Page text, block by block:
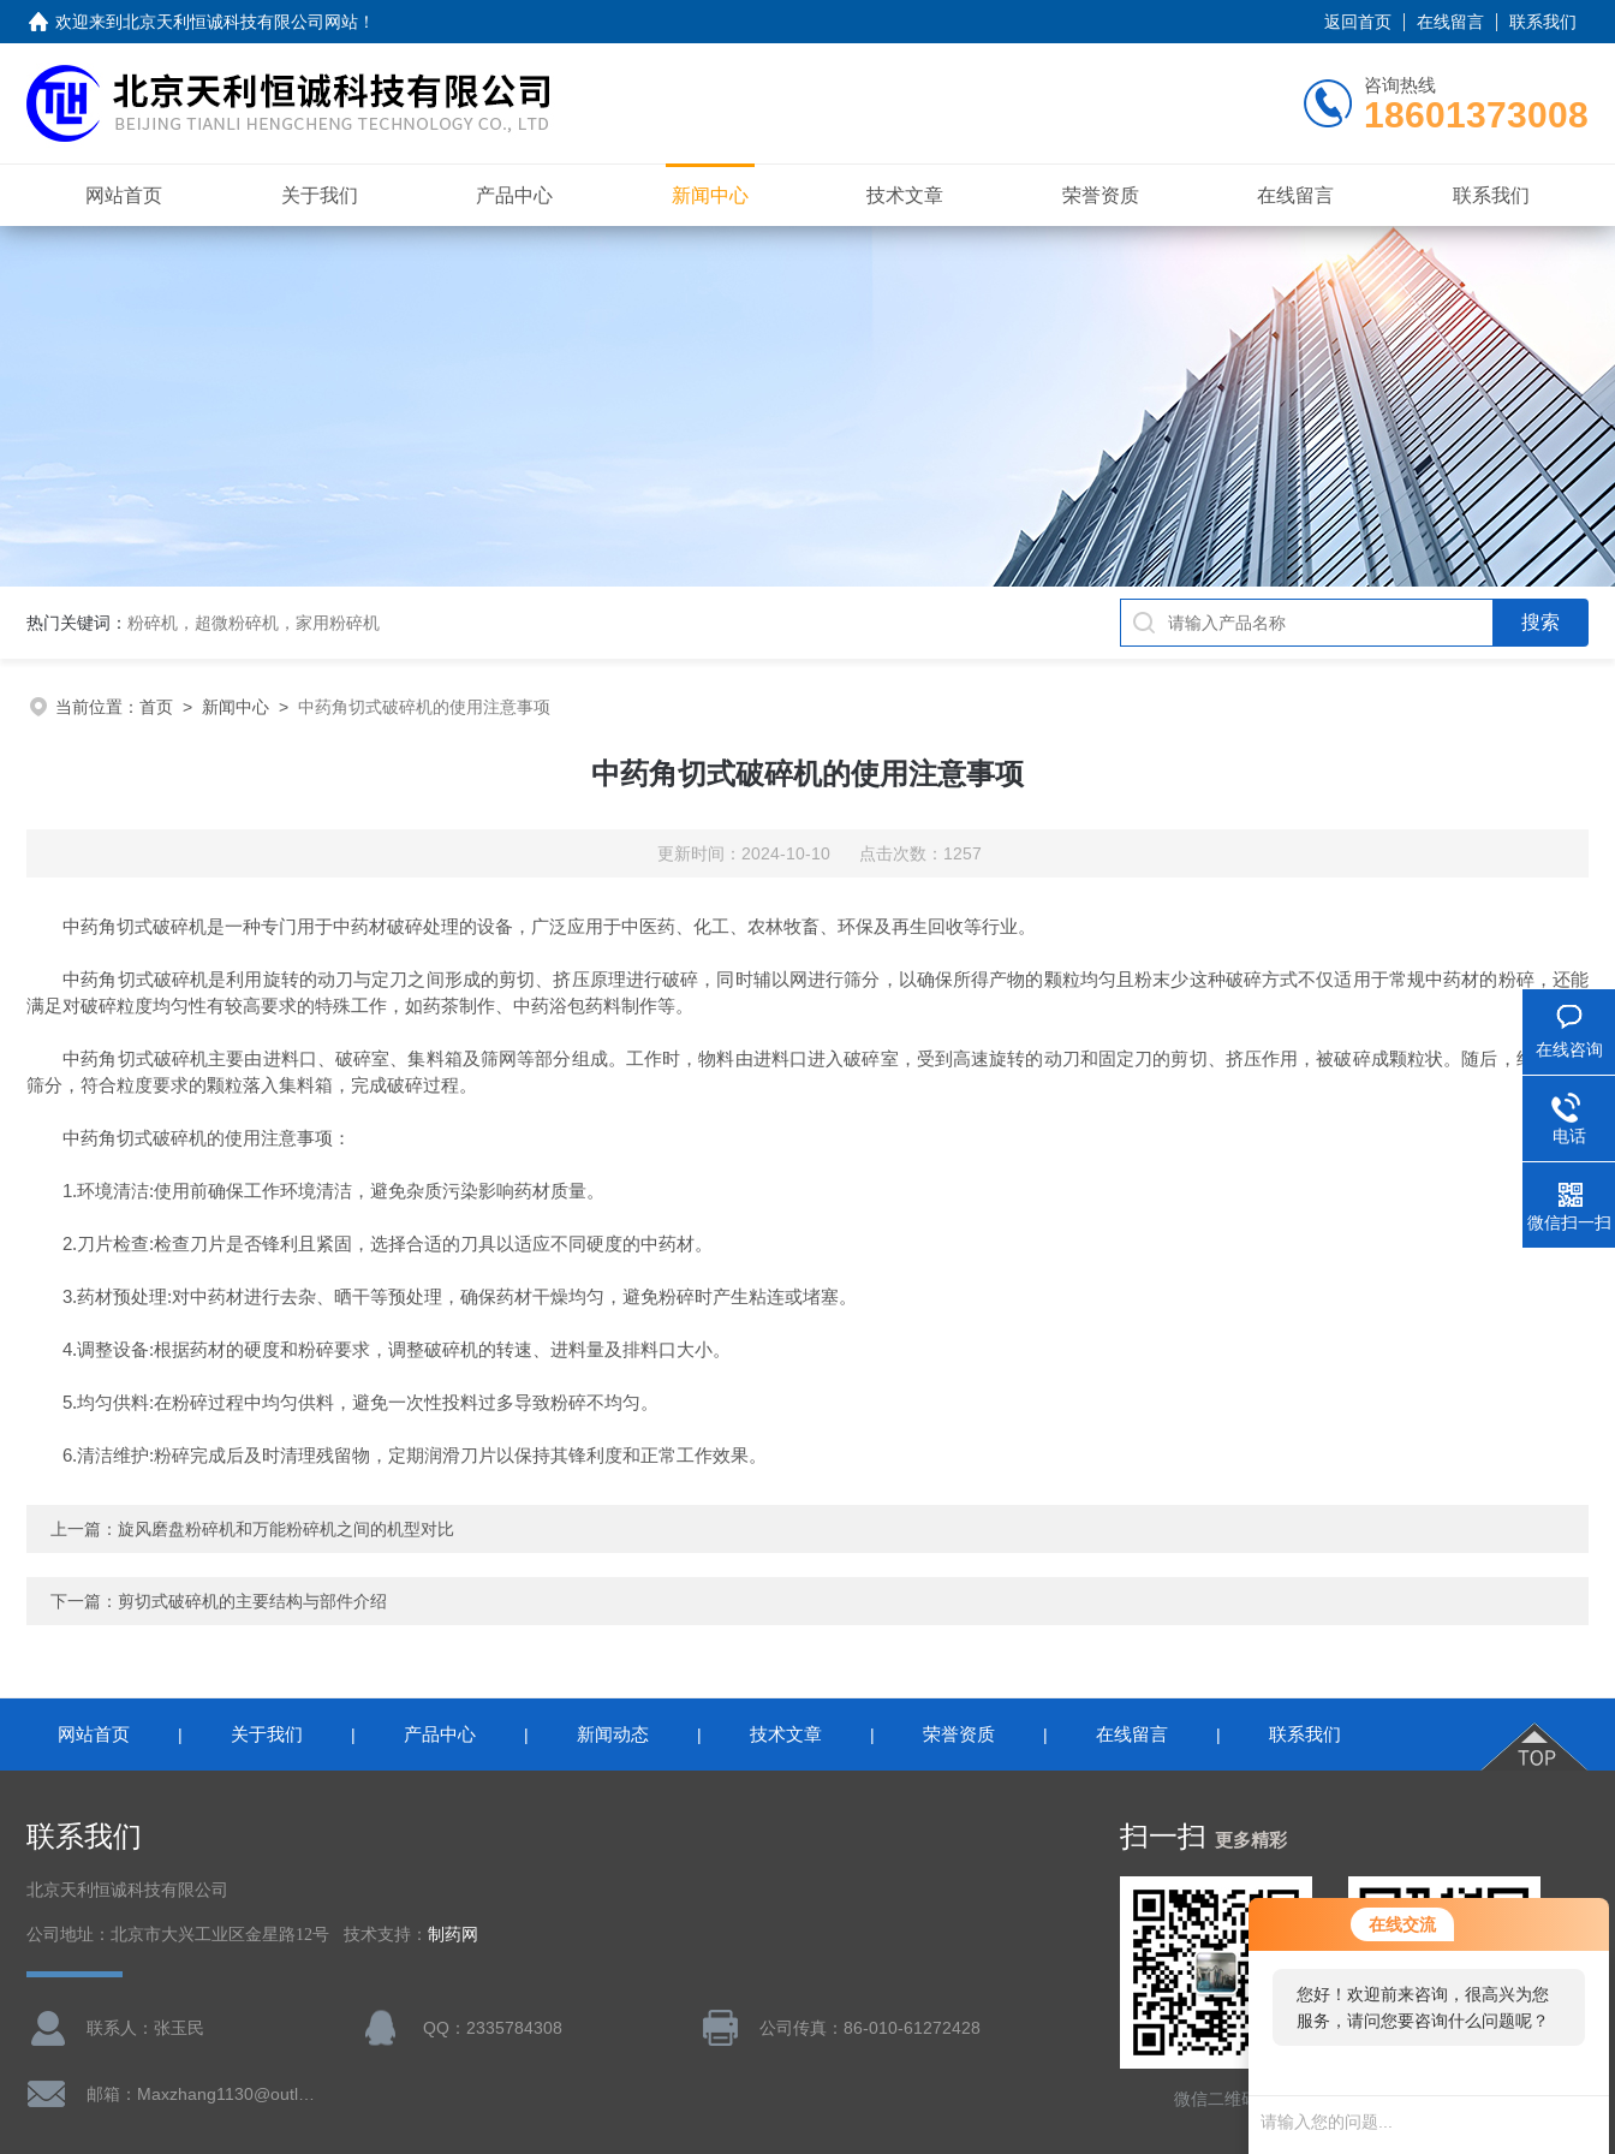
在线交流
您好！欢迎前来咨询，很高兴为您
服务，请问您要咨询什么问题呢？
欢迎来到北京天利恒诚科技有限公司网站 ！ 返回首页 在线留言 联系我们
咨询热线
18601373008
网站首页 关于我们 产品中心 新闻中心 技术文章 荣誉资质 在线留言 联系我们
热门关键词： 粉碎机，超微粉碎机，家用粉碎机
当前位置： 首页 > 新闻中心 > 中药角切式破碎机的使用注意事项
中药角切式破碎机的使用注意事项
更新时间：2024-10-10 点击次数：1257
中药角切式破碎机是一种专门用于中药材破碎处理的设备，广泛应用于中医药、化工、农林牧畜、环保及再生回收等行业。
中药角切式破碎机是利用旋转的动刀与定刀之间形成的剪切、挤压原理进行破碎，同时辅以网进行筛分，以确保所得产物的颗粒均匀且粉末少这种破碎方式不仅适用于常规中药材的粉碎，还能
满足对破碎粒度均匀性有较高要求的特殊工作，如药茶制作、中药浴包药料制作等。
中药角切式破碎机主要由进料口、破碎室、集料箱及筛网等部分组成。工作时，物料由进料口进入破碎室，受到高速旋转的动刀和固定刀的剪切、挤压作用，被破碎成颗粒状。随后，经过网的
筛分，符合粒度要求的颗粒落入集料箱，完成破碎过程。
中药角切式破碎机的使用注意事项：
1.环境清洁:使用前确保工作环境清洁，避免杂质污染影响药材质量。
2.刀片检查:检查刀片是否锋利且紧固，选择合适的刀具以适应不同硬度的中药材。
3.药材预处理:对中药材进行去杂、晒干等预处理，确保药材干燥均匀，避免粉碎时产生粘连或堵塞。
4.调整设备:根据药材的硬度和粉碎要求，调整破碎机的转速、进料量及排料口大小。
5.均匀供料:在粉碎过程中均匀供料，避免一次性投料过多导致粉碎不均匀。
6.清洁维护:粉碎完成后及时清理残留物，定期润滑刀片以保持其锋利度和正常工作效果。
上一篇： 旋风磨盘粉碎机和万能粉碎机之间的机型对比
下一篇： 剪切式破碎机的主要结构与部件介绍
网站首页 | 关于我们 | 产品中心 | 新闻动态 | 技术文章 | 荣誉资质 | 在线留言 | 联系我们
联系我们
北京天利恒诚科技有限公司
公司地址：北京市大兴工业区金星路12号 技术支持： 制药网
联系人：张玉民 QQ：2335784308 公司传真：86-010-61272428
扫一扫 更多精彩
微信二维码
在线咨询
电话
微信扫一扫